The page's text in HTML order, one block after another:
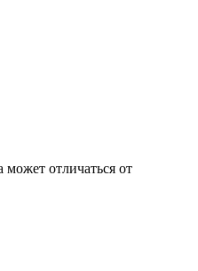
отличаться от